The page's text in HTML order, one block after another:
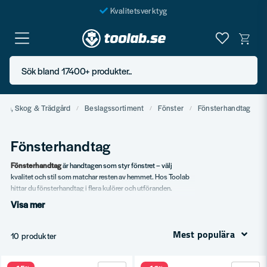
Kvalitetsverktyg
Fraktfritt över 999 SEK*
En järnhandel för alla
Butik i Göteborg
Sök bland 17400+ produkter..
Skog & Trädgård Beslagssortiment Fönster Fönsterhandtag
Fönsterhandtag
Fönsterhandtagär handtagen som styr fönstret – välj
kvalitet och stil som matchar resten av hemmet. Hos Toolab
hittar du fönsterhandtag i flera kulörer och utföranden.
Vårt sortiment
Designhandtag.
Visa mer
10 produkter Mest populära